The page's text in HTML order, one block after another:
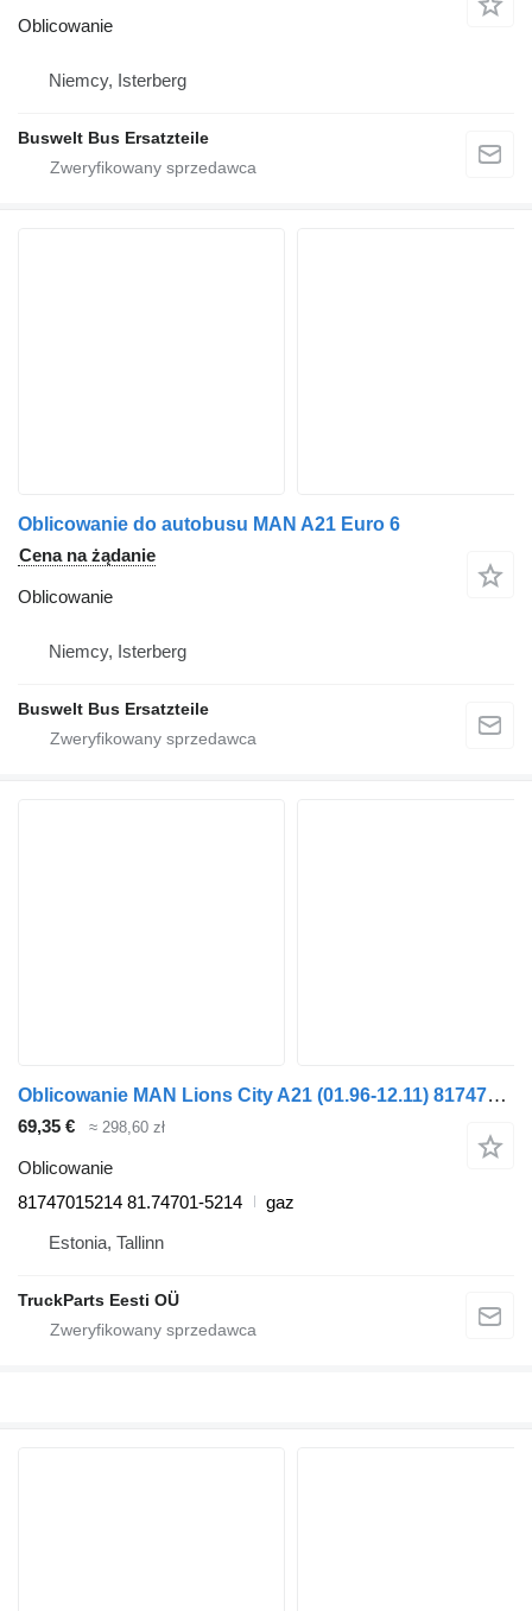
Oblicowanie
Niemcy, Isterberg
Buswelt Bus Ersatzteile
Oblicowanie do autobusu MAN A21 Euro 6
Cena na żądanie
Oblicowanie
Niemcy, Isterberg
Buswelt Bus Ersatzteile
Oblicowanie MAN Lions City A21 (01.96-12.11) 81747015214 do autobusu MAN Lion's bus (1991-)
69,35 € ≈ 298,60 zł
Oblicowanie
81747015214 81.74701-5214
gaz
Estonia, Tallinn
TruckParts Eesti OÜ